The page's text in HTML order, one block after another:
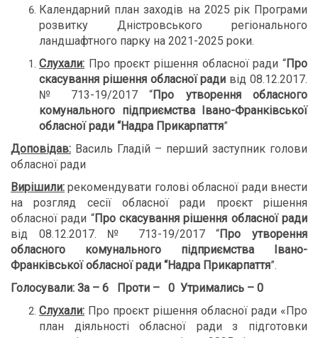
Календарний план заходів на 2025 рік Програми
розвитку Дністровського регіонального
ландшафтного парку на 2021-2025 роки.
Слухали: Про проєкт рішення обласної ради “Про
скасування рішення обласної ради від 08.12.2017.
№ 713-19/2017 “Про утворення обласного
комунального підприємства
Івано-Франківської
обласної ради “Надра Прикарпаття”
Доповідав: Василь Гладій – перший заступник голови
обласної ради
Вирішили: рекомендувати голові обласної ради внести
на розгляд сесії обласної ради проєкт рішення
обласної ради “Про скасування рішення обласної ради
від 08.12.2017. № 713-19/2017 “Про утворення
обласного
комунального підприємства
Івано-
Франківської обласної ради “Надра Прикарпаття”.
Голосували: За – 6 Проти – 0 Утримались – 0
Слухали: Про проєкт рішення обласної ради «Про
план діяльності обласної ради з підготовки